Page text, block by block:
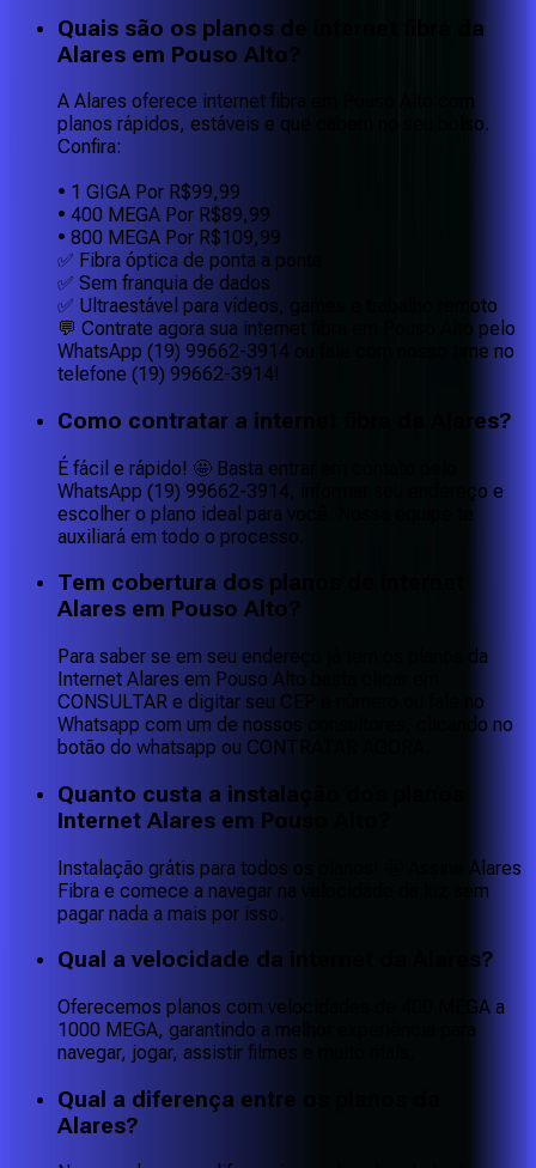
Quais são os planos de internet fibra da
Alares em Pouso Alto?
A Alares oferece internet fibra em Pouso Alto com
planos rápidos, estáveis e que cabem no seu bolso.
Confira:
• 1 GIGA Por R$99,99
• 400 MEGA Por R$89,99
• 800 MEGA Por R$109,99
✅ Fibra óptica de ponta a ponta
✅ Sem franquia de dados
✅ Ultraestável para vídeos, games e trabalho remoto
💬 Contrate agora sua internet fibra em Pouso Alto pelo
WhatsApp (19) 99662-3914 ou fale com nosso time no
telefone (19) 99662-3914!
Como contratar a internet fibra da Alares?
É fácil e rápido! 🤩 Basta entrar em contato pelo
WhatsApp (19) 99662-3914, informar seu endereço e
escolher o plano ideal para você. Nossa equipe te
auxiliará em todo o processo.
Tem cobertura dos planos de internet
Alares em Pouso Alto?
Para saber se em seu endereço já tem os planos da
Internet Alares em Pouso Alto basta clicar em
CONSULTAR e digitar seu CEP e número ou fale no
Whatsapp com um de nossos consultores, clicando no
botão do whatsapp ou CONTRATAR AGORA.
Quanto custa a instalação dos planos
Internet Alares em Pouso Alto?
Instalação grátis para todos os planos! 🤩 Assine Alares
Fibra e comece a navegar na velocidade da luz sem
pagar nada a mais por isso.
Qual a velocidade da internet da Alares?
Oferecemos planos com velocidades de 400 MEGA a
1000 MEGA, garantindo a melhor experiência para
navegar, jogar, assistir filmes e muito mais.
Qual a diferença entre os planos da
Alares?